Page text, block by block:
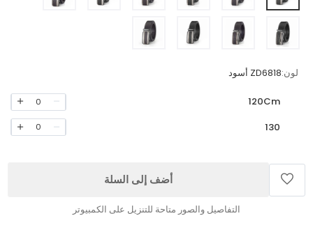
لون:ZD6818 أسود
120Cm
0
130
0
أضف إلى السلة
التفاصيل والصور متاحة للتنزيل على الكمبيوتر